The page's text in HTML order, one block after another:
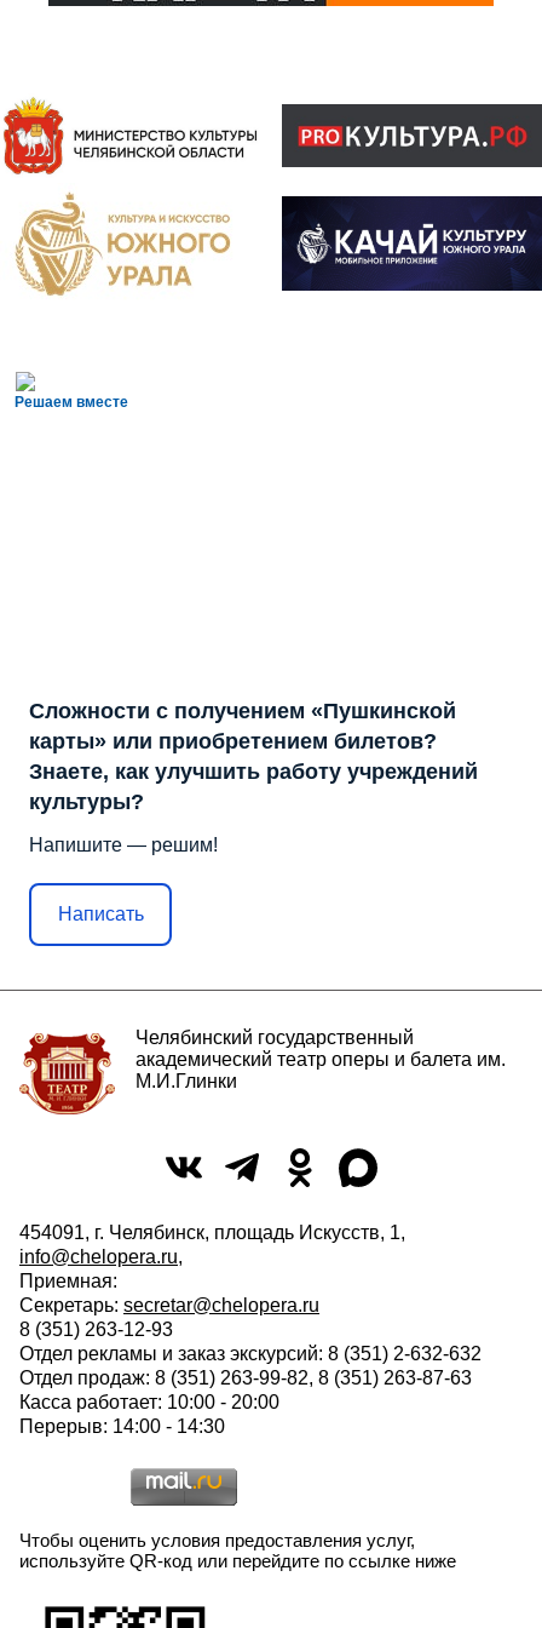
Решаем вместе
Сложности с получением «Пушкинской
карты» или приобретением билетов?
Знаете, как улучшить работу учреждений
культуры?
Напишите — решим!
Написать
Челябинский государственный
академический театр оперы и балета им.
М.И.Глинки
454091, г. Челябинск, площадь Искусств, 1,
info@chelopera.ru,
Приемная:
Секретарь: secretar@chelopera.ru
8 (351) 263-12-93
Отдел рекламы и заказ экскурсий: 8 (351) 2-632-632
Отдел продаж: 8 (351) 263-99-82, 8 (351) 263-87-63
Касса работает: 10:00 - 20:00
Перерыв: 14:00 - 14:30
Чтобы оценить условия предоставления услуг,
используйте QR-код или перейдите по ссылке ниже